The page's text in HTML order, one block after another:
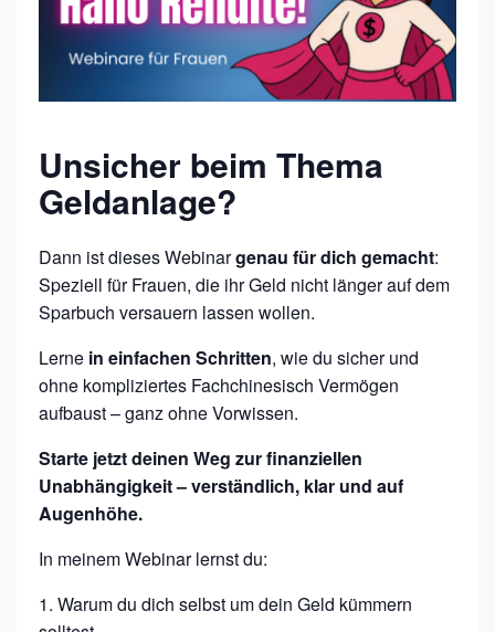
N
B
Y
E
B
Y
E
S
P
A
R
B
U
C
–
Unsicher beim Thema
Geldanlage?
Dann ist dieses Webinargenau für dich gemacht:
Speziell für Frauen, die ihr Geld nicht länger auf dem
Sparbuch versauern lassen wollen.
Lerne in einfachen Schritten, wie du sicher und
ohne kompliziertes Fachchinesisch Vermögen
aufbaust – ganz ohne Vorwissen.
Starte jetzt deinen Weg zur finanziellen
Unabhängigkeit – verständlich, klar und auf
Augenhöhe.
In meinem Webinar lernst du:
Warum du dich selbst um dein Geld kümmern